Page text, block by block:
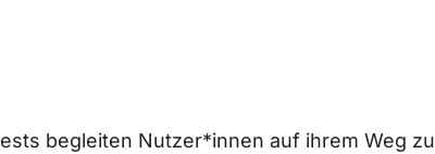
begleiten Nutzer*innen auf ihrem Weg zu